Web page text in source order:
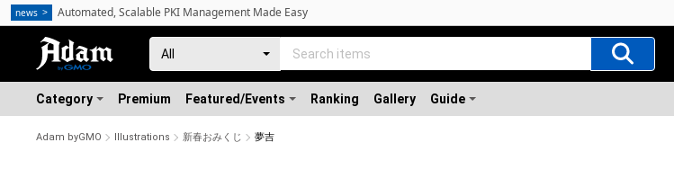
Category Premium Featured/Events Ranking Gallery Guide
Adam byGMO Illustrations 新春おみくじ 夢吉
news Automated, Scalable PKI Management Made Easy